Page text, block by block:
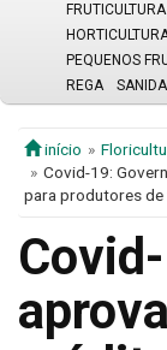
FRUTICULTURA
PEQUENOS
REGA
início
Covid-19:
para produtores